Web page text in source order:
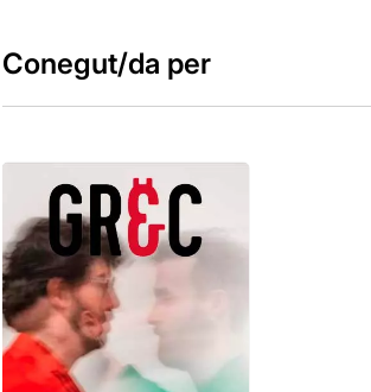
Conegut/da per